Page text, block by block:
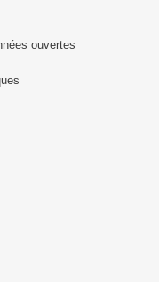
ouvertes